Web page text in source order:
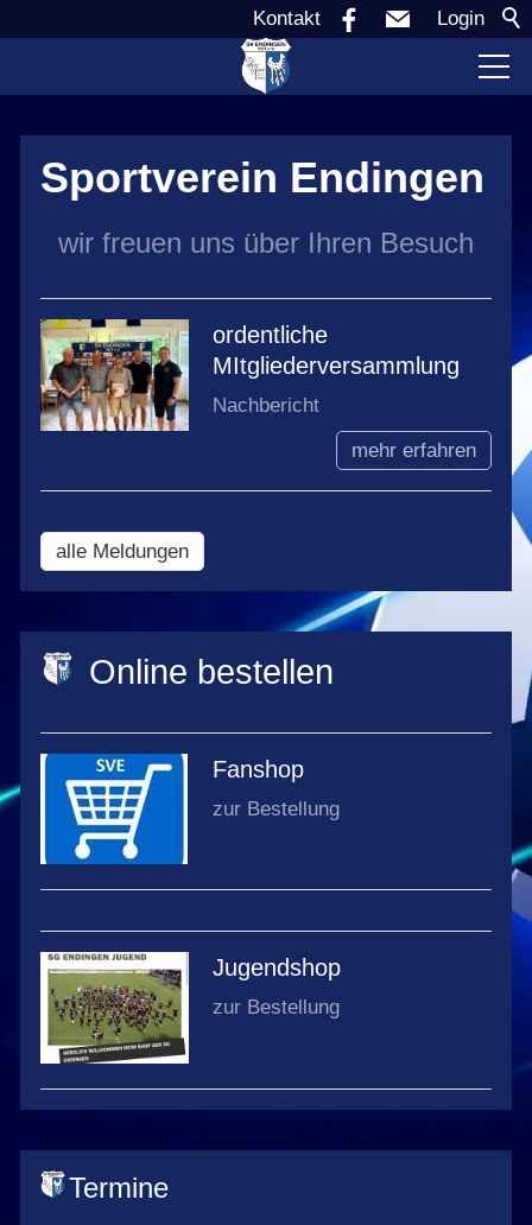
Login
Kontakt
Verein
Sponsoren
Teams
Termine
Sportverein Endingen
wir freuen uns über Ihren Besuch
ordentliche
MItgliederversammlung
Nachbericht
mehr erfahren
alle Meldungen
Online bestellen
Fanshop
zur Bestellung
Jugendshop
zur Bestellung
Termine